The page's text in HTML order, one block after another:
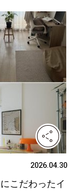
2026.04.30
こだわったイ